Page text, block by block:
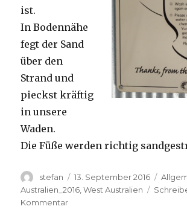
ist.
In Bodennähe
fegt der Sand
über den
Strand und
pieckst kräftig
in unsere
Waden.
Die Füße werden richtig
Autor
stefan
Veröffentlicht
am
13. September 2016
Australien_2016 ,West Australien
Kommentarzu